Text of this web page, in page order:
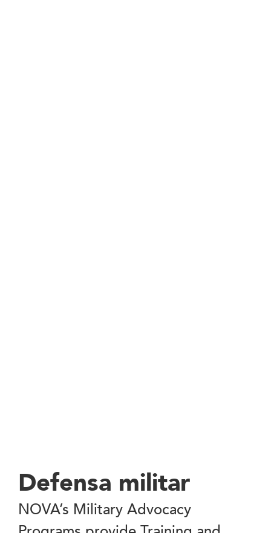
Defensa militar
NOVA’s Military Advocacy